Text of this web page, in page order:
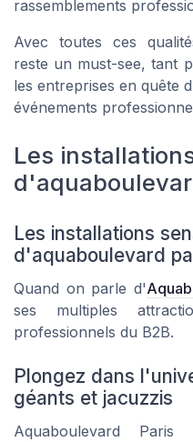
rassemblements
Avec toutes ces
reste un must-see, tant
les entreprises en quête
événements
Les
Les installations
d'aquaboulevard
Quand on parle d'
ses multiples
professionnels du B2B.
Plongez dans
géants et jacuzzis
Aquaboulevard